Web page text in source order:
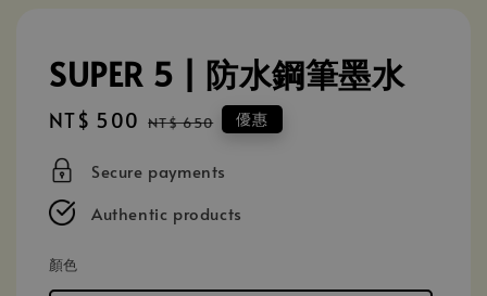
SUPER 5 | 防水鋼筆墨水
Sale
NT$ 500 Regular
NT$ 650 優惠
Secure payments
Authentic products
顏色